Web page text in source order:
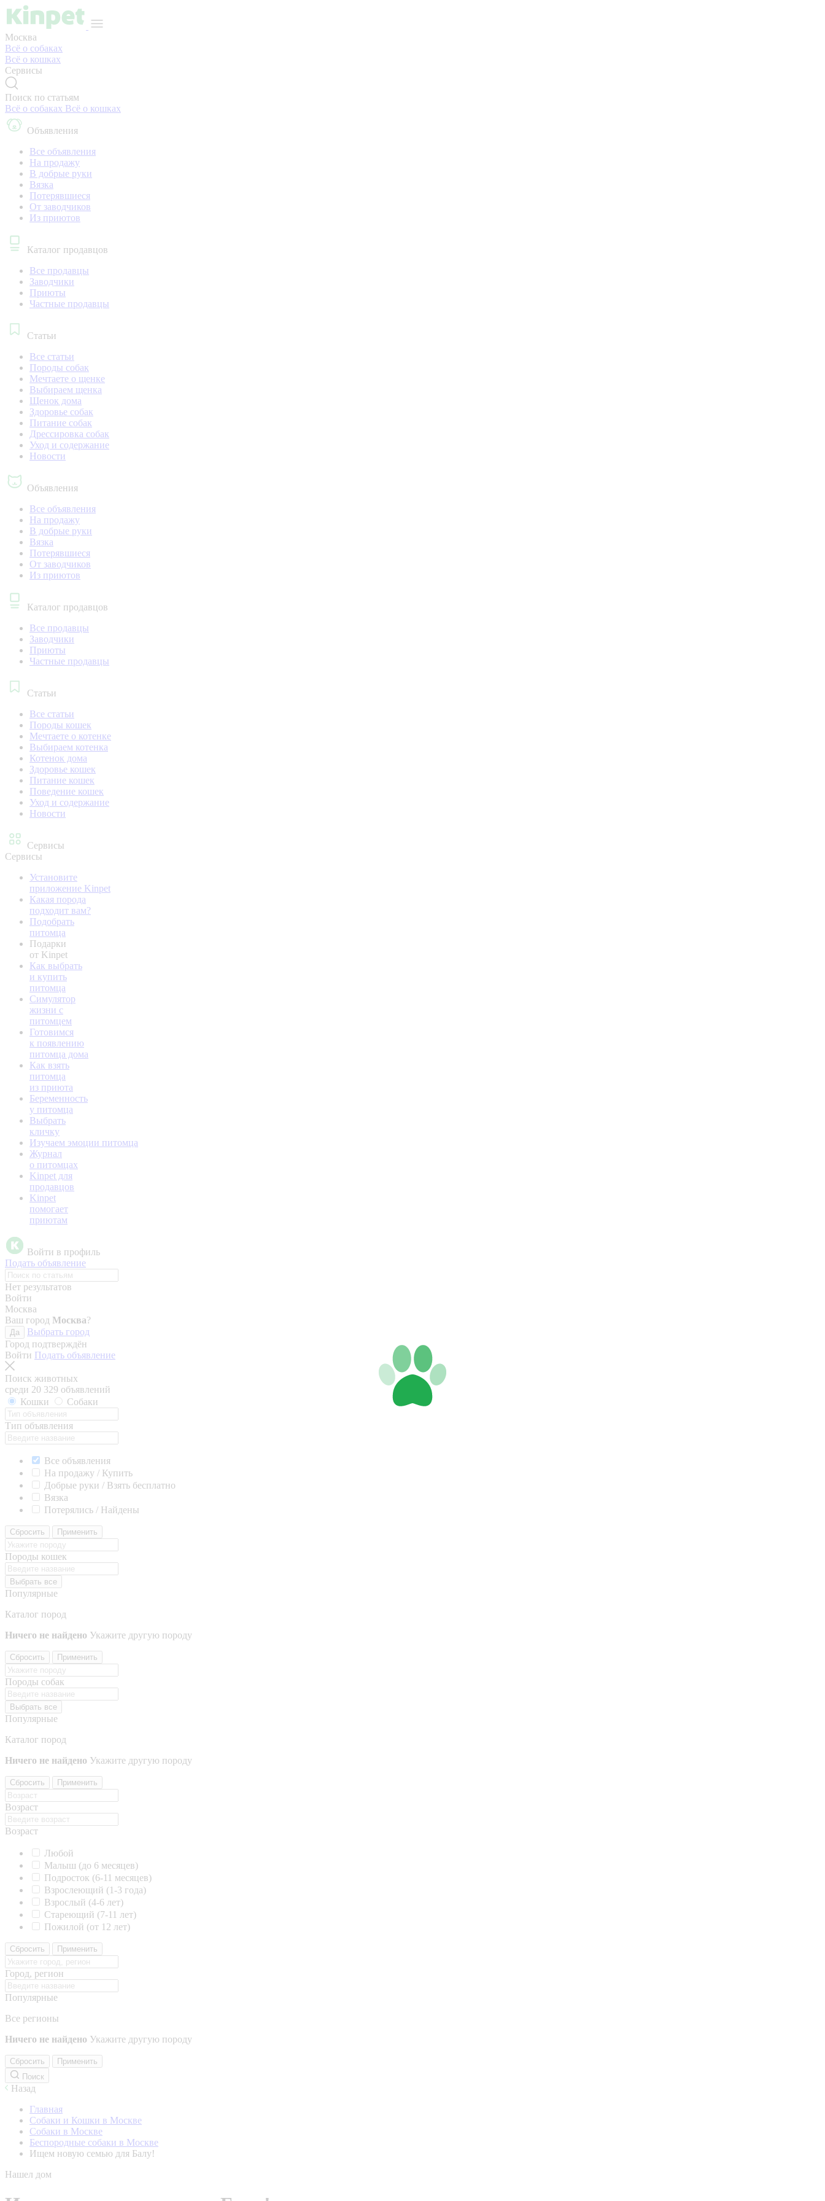
Москва
Всё о собаках
Всё о кошках
Сервисы
Поиск по статьям
Всё о собаках Всё о кошках
Объявления
Все объявления
На продажу
В добрые руки
Вязка
Потерявшиеся
От заводчиков
Из приютов
Каталог продавцов
Все продавцы
Заводчики
Приюты
Частные продавцы
Статьи
Все статьи
Породы собак
Мечтаете о щенке
Выбираем щенка
Щенок дома
Здоровье собак
Питание собак
Дрессировка собак
Уход и содержание
Новости
Объявления
Все объявления
На продажу
В добрые руки
Вязка
Потерявшиеся
От заводчиков
Из приютов
Каталог продавцов
Все продавцы
Заводчики
Приюты
Частные продавцы
Статьи
Все статьи
Породы кошек
Мечтаете о котенке
Выбираем котенка
Котенок дома
Здоровье кошек
Питание кошек
Поведение кошек
Уход и содержание
Новости
Сервисы
Сервисы
Установите
приложение Kinpet
Какая порода
подходит вам?
Подобрать
питомца
Подарки
от Kinpet
Как выбрать
и купить
питомца
Симулятор
жизни с
питомцем
Готовимся
к появлению
питомца дома
Как взять
питомца
из приюта
Беременность
у питомца
Выбрать
кличку
Изучаем эмоции питомца
Журнал
о питомцах
Kinpet для
продавцов
Kinpet
помогает
приютам
Войти в профиль
Подать объявление
Нет результатов
Войти
Москва
Ваш город Москва?
Да
Выбрать город
Город подтверждён
Войти Подать объявление
Поиск животных
среди 20 329 объявлений
Кошки
Собаки
Тип объявления
Все объявления
На продажу / Купить
Добрые руки / Взять бесплатно
Вязка
Потерялись / Найдены
Сбросить Применить
Породы кошек
Выбрать все
Популярные
Каталог пород
Ничего не найдено Укажите другую породу
Сбросить Применить
Породы собак
Выбрать все
Популярные
Каталог пород
Ничего не найдено Укажите другую породу
Сбросить Применить
Возраст
Возраст
Любой
Малыш (до 6 месяцев)
Подросток (6-11 месяцев)
Взрослеющий (1-3 года)
Взрослый (4-6 лет)
Стареющий (7-11 лет)
Пожилой (от 12 лет)
Сбросить Применить
Город, регион
Популярные
Все регионы
Ничего не найдено Укажите другую породу
Сбросить
Применить
Поиск
Назад
Главная
Собаки и Кошки в Москве
Собаки в Москве
Беспородные собаки в Москве
Ищем новую семью для Балу!
Нашел дом